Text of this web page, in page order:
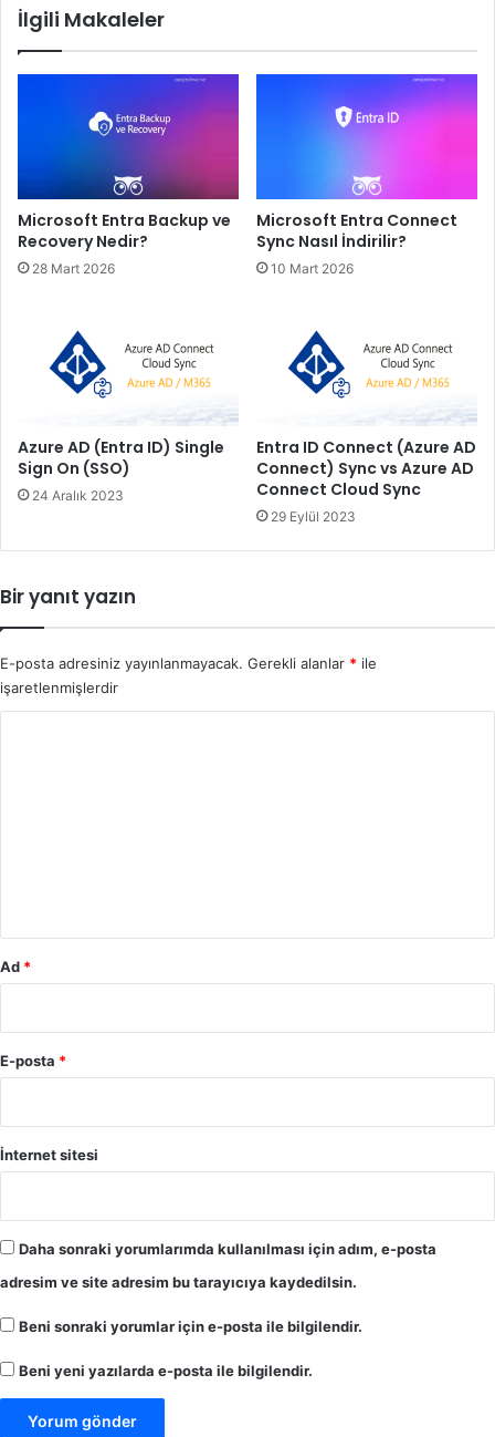
İlgili Makaleler
Microsoft Entra Backup ve
Recovery Nedir?
28 Mart 2026
Microsoft Entra Connect
Sync Nasıl İndirilir?
10 Mart 2026
Azure AD (Entra ID) Single
Sign On (SSO)
24 Aralık 2023
Entra ID Connect (Azure AD
Connect) Sync vs Azure AD
Connect Cloud Sync
29 Eylül 2023
Bir yanıt yazın
E-posta adresiniz yayınlanmayacak. Gerekli alanlar * ile
işaretlenmişlerdir
Ad *
E-posta *
İnternet sitesi
Daha sonraki yorumlarımda kullanılması için adım, e-posta
adresim ve site adresim bu tarayıcıya kaydedilsin.
Beni sonraki yorumlar için e-posta ile bilgilendir.
Beni yeni yazılarda e-posta ile bilgilendir.